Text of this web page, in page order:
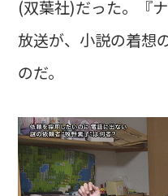
(双葉社)だった。『
放送が、小説の着想
のだ。